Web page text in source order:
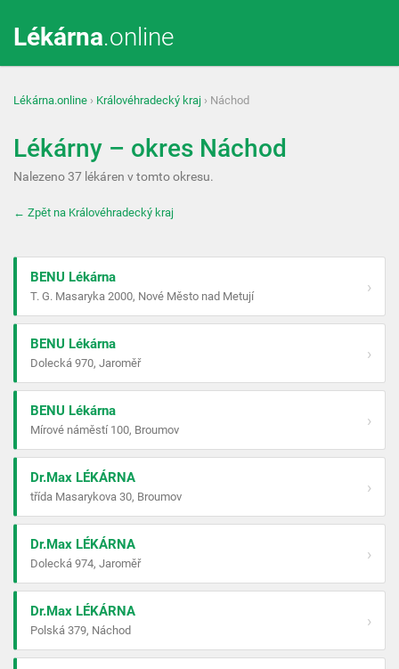
Lékárna.online
Lékárna.online › Královéhradecký kraj › Náchod
Lékárny – okres Náchod
Nalezeno 37 lékáren v tomto okresu.
← Zpět na Královéhradecký kraj
BENU Lékárna
T. G. Masaryka 2000, Nové Město nad Metují
›
BENU Lékárna
Dolecká 970, Jaroměř
›
BENU Lékárna
Mírové náměstí 100, Broumov
›
Dr.Max LÉKÁRNA
třída Masarykova 30, Broumov
›
Dr.Max LÉKÁRNA
Dolecká 974, Jaroměř
›
Dr.Max LÉKÁRNA
Polská 379, Náchod
›